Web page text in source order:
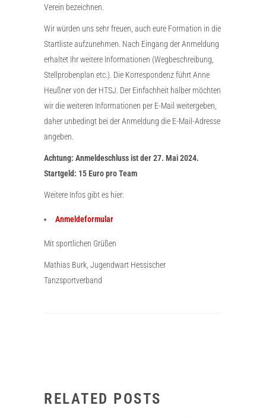
Verein bezeichnen.
Wir würden uns sehr freuen, auch eure Formation in die
Startliste aufzunehmen. Nach Eingang der Anmeldung
erhaltet Ihr weitere Informationen (Wegbeschreibung,
Stellprobenplan etc.). Die Korrespondenz führt Anne
Heußner von der HTSJ. Der Einfachheit halber möchten
wir die weiteren Informationen per E-Mail weitergeben,
daher unbedingt bei der Anmeldung die E-Mail-Adresse
angeben.
Achtung: Anmeldeschluss ist der 27. Mai 2024.
Startgeld: 15 Euro pro Team
Weitere Infos gibt es hier:
Anmeldeformular
Mit sportlichen Grüßen
Mathias Burk, Jugendwart Hessischer
Tanzsportverband
RELATED POSTS